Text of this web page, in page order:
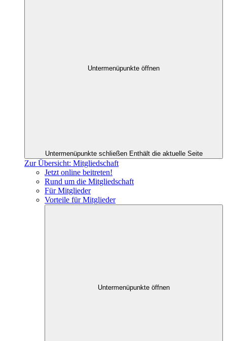
Untermenüpunkte öffnen
Untermenüpunkte schließen Enthält die aktuelle Seite
Zur Übersicht: Mitgliedschaft
Jetzt online beitreten!
Rund um die Mitgliedschaft
Für Mitglieder
Vorteile für Mitglieder
Untermenüpunkte öffnen